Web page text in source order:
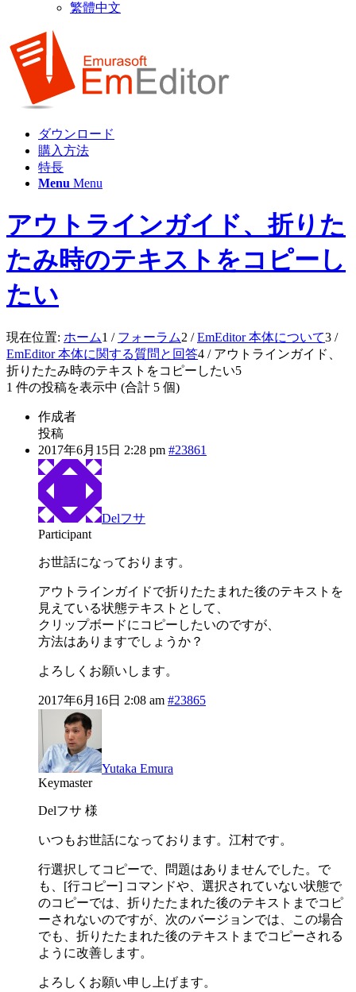
繁體中文
ダウンロード
購入方法
特長
Menu Menu
アウトラインガイド、折りた
たみ時のテキストをコピーし
たい
現在位置: ホーム1 / フォーラム2 / EmEditor 本体について3 /
EmEditor 本体に関する質問と回答4 / アウトラインガイド、
折りたたみ時のテキストをコピーしたい5
1 件の投稿を表示中 (合計 5 個)
作成者
投稿
2017年6月15日 2:28 pm #23861
Delフサ
Participant
お世話になっております。
アウトラインガイドで折りたたまれた後のテキストを
見えている状態テキストとして、
クリップボードにコピーしたいのですが、
方法はありますでしょうか？
よろしくお願いします。
2017年6月16日 2:08 am #23865
Yutaka Emura
Keymaster
Delフサ 様
いつもお世話になっております。江村です。
行選択してコピーで、問題はありませんでした。で
も、[行コピー] コマンドや、選択されていない状態で
のコピーでは、折りたたまれた後のテキストまでコピ
ーされないのですが、次のバージョンでは、この場合
でも、折りたたまれた後のテキストまでコピーされる
ように改善します。
よろしくお願い申し上げます。